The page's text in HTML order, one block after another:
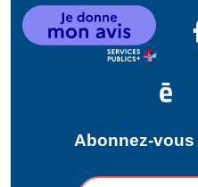
Abonnez-vous